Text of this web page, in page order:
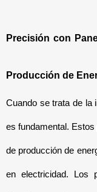
Precisión con
Producción de
Cuando se trata de la
es fundamental.
de producción de
en electricidad. Los